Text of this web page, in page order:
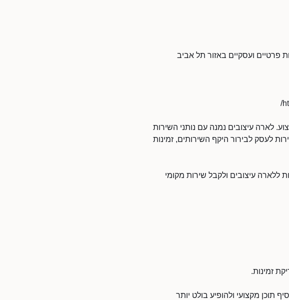
פרטיים ועסקיים באזור תל אביב
לארה עיצובים נמנה עם נותני השירות
לעסק לבירור היקף השירותים, זמינות
ללארה עיצובים ולקבל שירות מקומי
זמינות.
תוכן מקצועי ולהופיע בולט יותר